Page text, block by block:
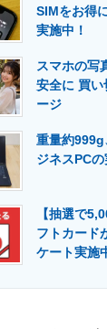
建設×テ
SIMをお得
実施中！
スマホの写
安全に 買い
ージ
重量約999g
ジネスPCの
【抽選で
フトカード
ケート実施